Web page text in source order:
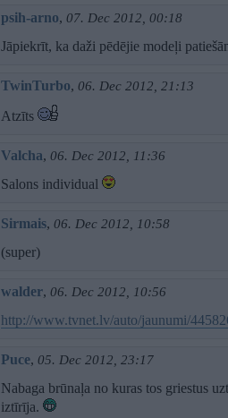
psih-arno, 07. Dec 2012, 00:18
Jāpiekrīt, ka daži pēdējie modeļi
TwinTurbo, 06. Dec 2012, 21:13
Atzīts
Valcha, 06. Dec 2012, 11:36
Salons individual
Sirmais, 06. Dec 2012, 10:58
(super)
walder, 06. Dec 2012, 10:56
http://www.tvnet.lv/auto/jaunumi/
Puce, 05. Dec 2012, 23:17
Nabaga brūnaļa no kuras tos griestus
iztīrīja.